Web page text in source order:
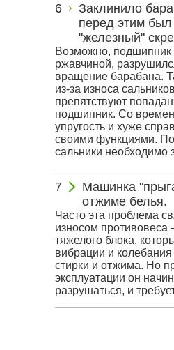
Заклинило
перед этим
"железный"
Возможно, подшипник
ржавчиной,
вращение барабана.
из-за износа
препятствуют
подшипник. Со
упругость и хуже
своими функциями.
сальники необходимо
Машинка
отжиме белья.
Часто эта проблема
износом противовеса
тяжелого блока,
вибрации и
стирки и отжима. Но
эксплуатации он
разрушаться, и